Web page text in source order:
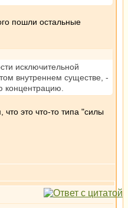
пошли остальные
исключительной
внутреннем существе, -
концентрацию.
это что-то типа "силы